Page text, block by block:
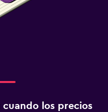
cuando los precios